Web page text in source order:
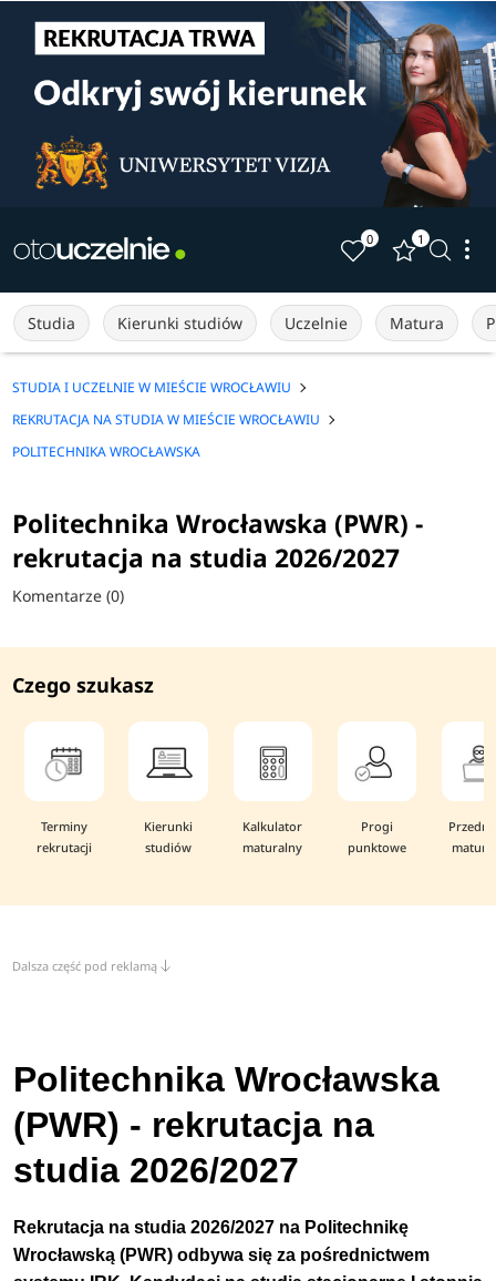
0 1
Studia Kierunki studiów Uczelnie Matura
STUDIA I UCZELNIE W MIEŚCIE WROCŁAWIU
REKRUTACJA NA STUDIA W MIEŚCIE WROCŁAWIU
POLITECHNIKA WROCŁAWSKA
Politechnika Wrocławska (PWR) -
rekrutacja na studia 2026/2027
Komentarze (0)
Czego szukasz
Terminy
rekrutacji
Kierunki
studiów
Kalkulator
maturalny
Progi
punktowe
Dalsza część pod reklamą
Politechnika Wrocławska
(PWR) - rekrutacja na
studia 2026/2027
Rekrutacja na studia 2026/2027 na Politechnikę
Wrocławską(PWR) odbywa się za pośrednictwem